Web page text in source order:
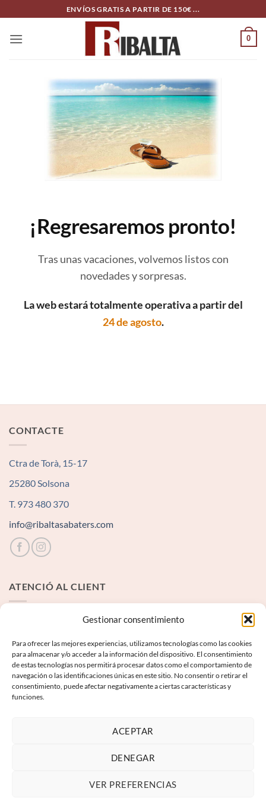
Gestionar consentimiento
Para ofrecer las mejores experiencias, utilizamos tecnologías como las cookies
para almacenar y/o acceder a la información del dispositivo. El consentimiento
de estas tecnologías nos permitirá procesar datos como el comportamiento de
navegación o las identificaciones únicas en este sitio. No consentir o retirar el
consentimiento, puede afectar negativamente a ciertas características y
funciones.
ACEPTAR
DENEGAR
VER PREFERENCIAS
to
content
ENVÍOS GRATIS A PARTIR DE 150€ ...
0
¡Regresaremos pronto!
Tras unas vacaciones, volvemos listos con
novedades y sorpresas.
La web estará totalmente operativa a partir del
24 de agosto.
CONTACTE
Ctra de Torà, 15-17
25280 Solsona
T. 973 480 370
info@ribaltasabaters.com
ATENCIÓ AL CLIENT
INFORMACIÓ LEGAL
Avís Legal